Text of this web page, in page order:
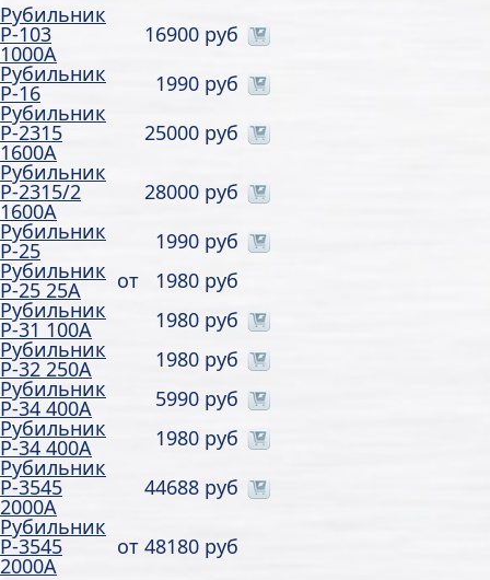
Рубильник
Р-103
1000А
16900 руб
Рубильник
Р-16
1990 руб
Рубильник
Р-2315
1600А
25000 руб
Рубильник
Р-2315/2
1600А
28000 руб
Рубильник
Р-25
1990 руб
Рубильник
Р-25 25А от
1980 руб
Рубильник
Р-31 100А
1980 руб
Рубильник
Р-32 250А
1980 руб
Рубильник
Р-34 400А
5990 руб
Рубильник
Р-34 400А
1980 руб
Рубильник
Р-3545
2000А
44688 руб
Рубильник
Р-3545
2000А
от 48180 руб